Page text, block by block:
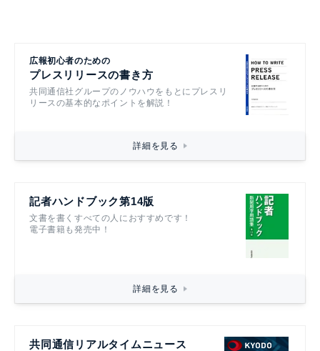
広報初心者のための
プレスリリースの書き方
共同通信社グループのノウハウをもとにプレスリ
リースの基本的なポイントを解説！
詳細を見る
記者ハンドブック第14版
文書を書くすべての人におすすめです！
電子書籍も発売中！
詳細を見る
共同通信リアルタイムニュース